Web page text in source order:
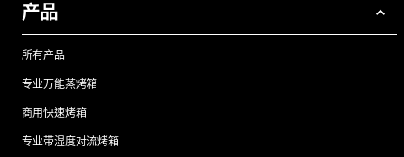
产品
所有产品
专业万能蒸烤箱
商用快速烤箱
专业带湿度对流烤箱